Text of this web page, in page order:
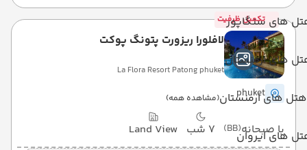
های سنگاپور
های ارمنستان
هتل های ارمنستان(مشاهده همه)
های ایروان
تکمیل ظرفیت
لافلورا ریزورت پتونگ پوکت
La Flora Resort Patong phuket
phuket
با صبحانه(BB) 7 شب Land View